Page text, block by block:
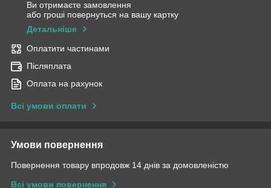
Ви отримаєте замовлення
або гроші повернуться на вашу картку
Детальніше
Оплатити частинами
Післяплата
Оплата на рахунок
Всі умови оплати
Умови повернення
Повернення товару впродовж 14 днів за домовленістю
Всі умови повернення